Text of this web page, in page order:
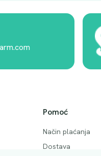
Pomoć
Način plaćanja
Dostava